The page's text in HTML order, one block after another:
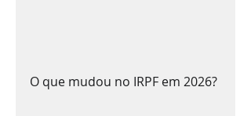
O que mudou no IRPF em 2026?